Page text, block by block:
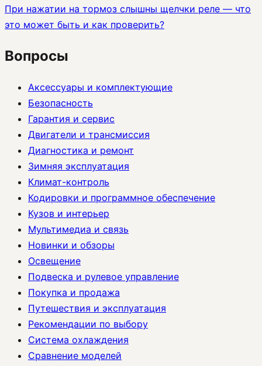
При нажатии на тормоз слышны щелчки реле — что
это может быть и как проверить?
Вопросы
Аксессуары и комплектующие
Безопасность
Гарантия и сервис
Двигатели и трансмиссия
Диагностика и ремонт
Зимняя эксплуатация
Климат-контроль
Кодировки и программное обеспечение
Кузов и интерьер
Мультимедиа и связь
Новинки и обзоры
Освещение
Подвеска и рулевое управление
Покупка и продажа
Путешествия и эксплуатация
Рекомендации по выбору
Система охлаждения
Сравнение моделей